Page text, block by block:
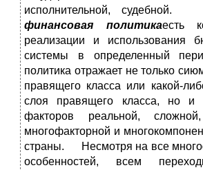
исполнительной,
финансовая политикаесть
реализации и использования
системы в определенный
политика отражает не только
правящего класса или какой-
слоя правящего класса, но и
факторов реальной, сложной,
многофакторной и
страны. Несмотря на все
особенностей, всем